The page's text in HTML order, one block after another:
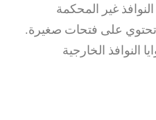
غير المحكمة
تحتوي على فتحات صغيرة.
النوافذ الخارجية